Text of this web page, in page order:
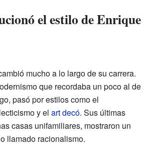
el estilo de Enrique
mucho a lo largo de su carrera.
que recordaba un poco al de
pasó por estilos como el
y el art decó. Sus últimas
casas unifamiliares, mostraron un
llamado racionalismo.